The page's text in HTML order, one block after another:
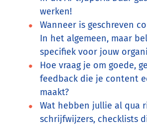
werken!
Wanneer is geschreven
In het algemeen, maar
specifiek voor jouw
Hoe vraag je om goede,
feedback die je content
maakt?
Wat hebben jullie al qua
schrijfwijzers, checklists